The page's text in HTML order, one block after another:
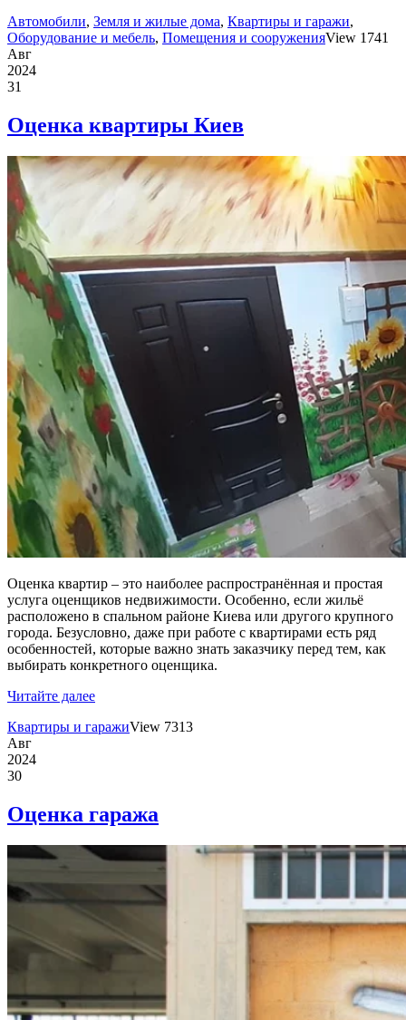
Автомобили, Земля и жилые дома, Квартиры и гаражи,
Оборудование и мебель, Помещения и сооруженияView 1741
Авг
2024
31
Оценка квартиры Киев
Оценка квартир – это наиболее распространённая и простая
услуга оценщиков недвижимости. Особенно, если жильё
расположено в спальном районе Киева или другого крупного
города. Безусловно, даже при работе с квартирами есть ряд
особенностей, которые важно знать заказчику перед тем, как
выбирать конкретного оценщика.
Читайте далее
Квартиры и гаражиView 7313
Авг
2024
30
Оценка гаража